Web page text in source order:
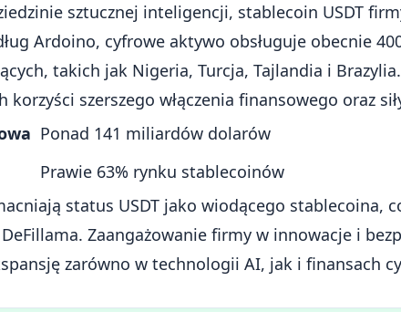
sztucznej inteligencji, stablecoin USDT
Ardoino, cyfrowe aktywo obsługuje obecnie
takich jak Nigeria, Turcja, Tajlandia i
korzyści szerszego włączenia finansowego oraz
Ponad 141 miliardów dolarów
Prawie 63% rynku stablecoinów
status USDT jako wiodącego stablecoina,
Zaangażowanie firmy w innowacje i
zarówno w technologii AI, jak i finansach